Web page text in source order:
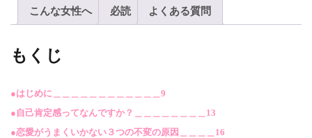
定
①
自
己
こんな女性へ 必読 よくある質問
もくじ
●はじめに＿＿＿＿＿＿＿＿＿＿＿＿9
●自己肯定感ってなんですか？＿＿＿＿＿＿＿＿13
●恋愛がうまくいかない３つの不変の原因＿＿＿＿16